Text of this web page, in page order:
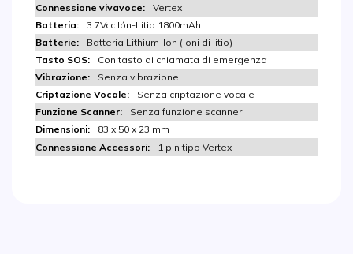
Vertex
3.7Vcc Ión-Litio 1800mAh
Batteria Lithium-Ion (ioni di litio)
Con tasto di chiamata di emergenza
Senza vibrazione
Senza criptazione vocale
Senza funzione scanner
83 x 50 x 23 mm
1 pin tipo Vertex